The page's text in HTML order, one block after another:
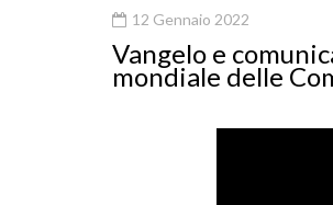
12 Gennaio 2022
Vangelo e
mondiale delle